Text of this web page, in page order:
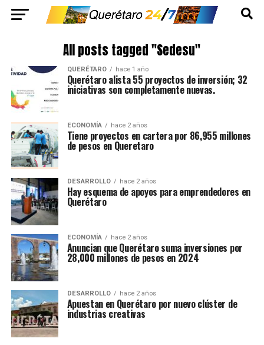
All posts tagged "Sedesu"
QUERÉTARO hace 1 año
Querétaro alista 55 proyectos de inversión; 32
iniciativas son completamente nuevas.
ECONOMÍA hace 2 años
Tiene proyectos en cartera por 86,955 millones
de pesos en Queretaro
DESARROLLO hace 2 años
Hay esquema de apoyos para emprendedores en
Querétaro
ECONOMÍA hace 2 años
Anuncian que Querétaro suma inversiones por
28,000 millones de pesos en 2024
DESARROLLO hace 2 años
Apuestan en Querétaro por nuevo clúster de
industrias creativas